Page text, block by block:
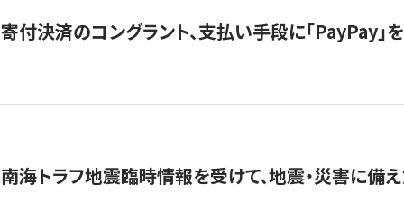
寄付決済のコングラント、支払い手段に「PayPay」
南海トラフ地震臨時情報を受けて、地震・災害に備